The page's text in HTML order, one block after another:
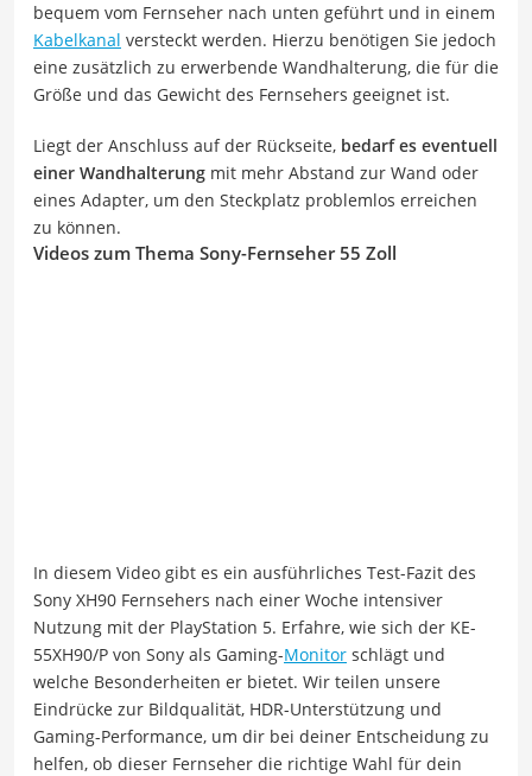
bequem vom Fernseher nach unten geführt und in einem
Kabelkanal versteckt werden. Hierzu benötigen Sie jedoch
eine zusätzlich zu erwerbende Wandhalterung, die für die
Größe und das Gewicht des Fernsehers geeignet ist.
Liegt der Anschluss auf der Rückseite, bedarf es eventuell
einer Wandhalterung mit mehr Abstand zur Wand oder
eines Adapter, um den Steckplatz problemlos erreichen
zu können.
Videos zum Thema Sony-Fernseher 55 Zoll
In diesem Video gibt es ein ausführliches Test-Fazit des
Sony XH90 Fernsehers nach einer Woche intensiver
Nutzung mit der PlayStation 5. Erfahre, wie sich der KE-
55XH90/P von Sony als Gaming-Monitor schlägt und
welche Besonderheiten er bietet. Wir teilen unsere
Eindrücke zur Bildqualität, HDR-Unterstützung und
Gaming-Performance, um dir bei deiner Entscheidung zu
helfen, ob dieser Fernseher die richtige Wahl für dein